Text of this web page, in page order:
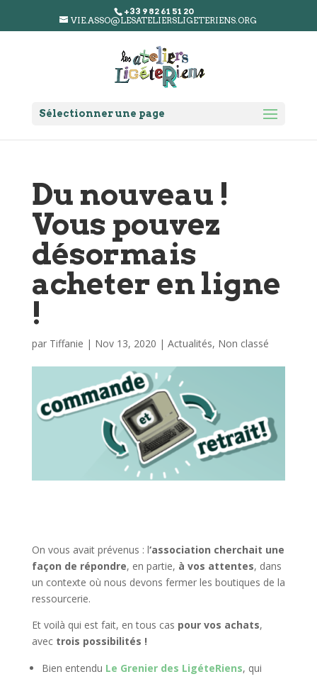
+33 9 82 61 51 20
VIE.ASSO@LESATELIERSLIGETERIENS.ORG
Sélectionner une page
Du nouveau !
Vous pouvez
désormais
acheter en ligne
!
par Tiffanie | Nov 13, 2020 | Actualités, Non classé
On vous avait prévenus : l‘association cherchait une
façon de répondre, en partie, à vos attentes, dans
un contexte où nous devons fermer les boutiques de la
ressourcerie.
Et voilà qui est fait, en tous cas pour vos achats,
avec trois possibilités !
Bien entendu Le Grenier des LigéteRiens, qui